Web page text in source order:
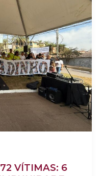
VÍTIMAS: 6